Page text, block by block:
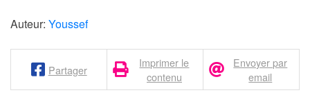
Auteur: Youssef
Partager
Imprimer le
contenu
Envoyer par
email